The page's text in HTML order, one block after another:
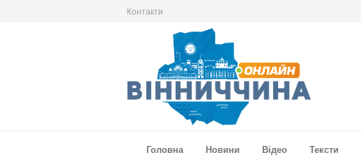
Контакти
Головна
Новини Відео Тексти